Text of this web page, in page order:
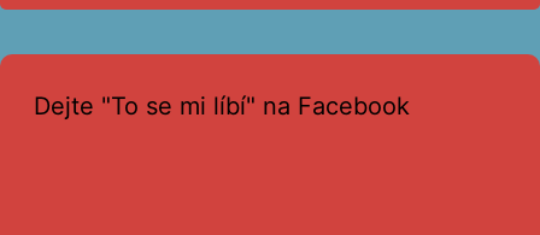
Dejte "To se mi líbí" na Facebook